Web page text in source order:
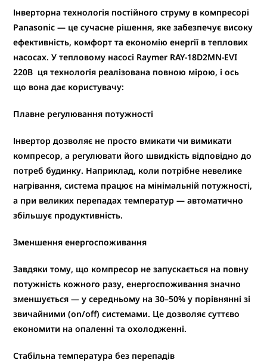
Інверторна технологія постійного струму в компресорі
Panasonic — це сучасне рішення, яке забезпечує високу
ефективність, комфорт та економію енергії в теплових
насосах. У тепловому насосі Raymer RAY-18D2MN-EVI
220В ця технологія реалізована повною мірою, і ось
що вона дає користувачу:
Плавне регулювання потужності
Інвертор дозволяє не просто вмикати чи вимикати
компресор, а регулювати його швидкість відповідно до
потреб будинку. Наприклад, коли потрібне невелике
нагрівання, система працює на мінімальній потужності,
а при великих перепадах температур — автоматично
збільшує продуктивність.
Зменшення енергоспоживання
Завдяки тому, що компресор не запускається на повну
потужність кожного разу,енергоспоживання значно
зменшується — у середньому на30–50% у порівнянні зі
звичайними (on/off) системами. Це дозволяєсуттєво
економити на опаленні та охолодженні.
Стабільна температура без перепадів